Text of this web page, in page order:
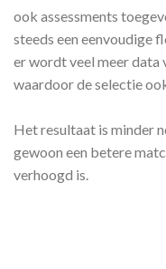
ook assessments
steeds een eenvoudige
er wordt veel meer data
waardoor de selectie
Het resultaat is minder
gewoon een betere
verhoogd is.